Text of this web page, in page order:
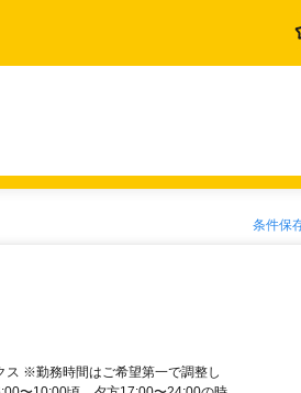
条件保
ス ※勤務時間はご希望第一で調整し